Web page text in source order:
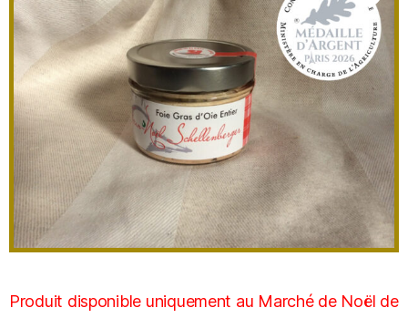
Produit disponible uniquement au Marché de Noël de